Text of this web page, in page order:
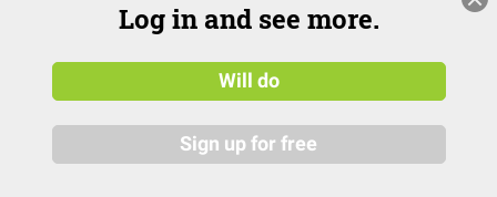
Log in and see more.
Will do
Sign up for free